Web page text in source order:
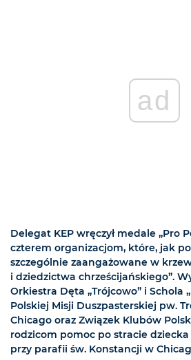
ad
Delegat KEP wręczył medale „Pro
czterem organizacjom, które, jak
szczególnie zaangażowane w
i dziedzictwa chrześcijańskiego”.
Orkiestra Dęta „Trójcowo” i Schola
Polskiej Misji Duszpasterskiej pw.
Chicago oraz Związek Klubów
rodzicom pomoc po stracie
przy parafii św. Konstancji w